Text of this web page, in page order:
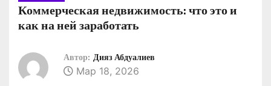
Коммерческая недвижимость: что это и
как на ней заработать
Автор: Дияз Абдуалиев
Мар 18, 2026